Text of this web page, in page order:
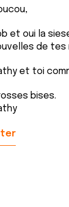
et oui la
de tes
et toi
bises.